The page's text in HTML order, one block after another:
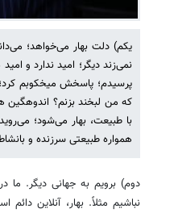
یکم) دلت بهار می‌خواهد؛
نمی‌زند دیگر؛ امید ندارد و
پرسیدم؛ پاسخش میخکوبم کرد؛
که من لبخند بزنم؟ اندوهگین
با طبیعت، بهار می‌شود؛
همواره طبیعتی سرزنده و
دوم) برویم به جهانی دیگر. ما
نباشیم مثلاً. بهار، آنلاین